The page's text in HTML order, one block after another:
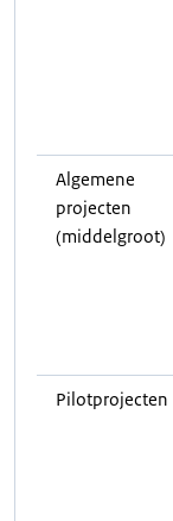
Algemene
projecten
(middelgroot)
Pilotprojecten